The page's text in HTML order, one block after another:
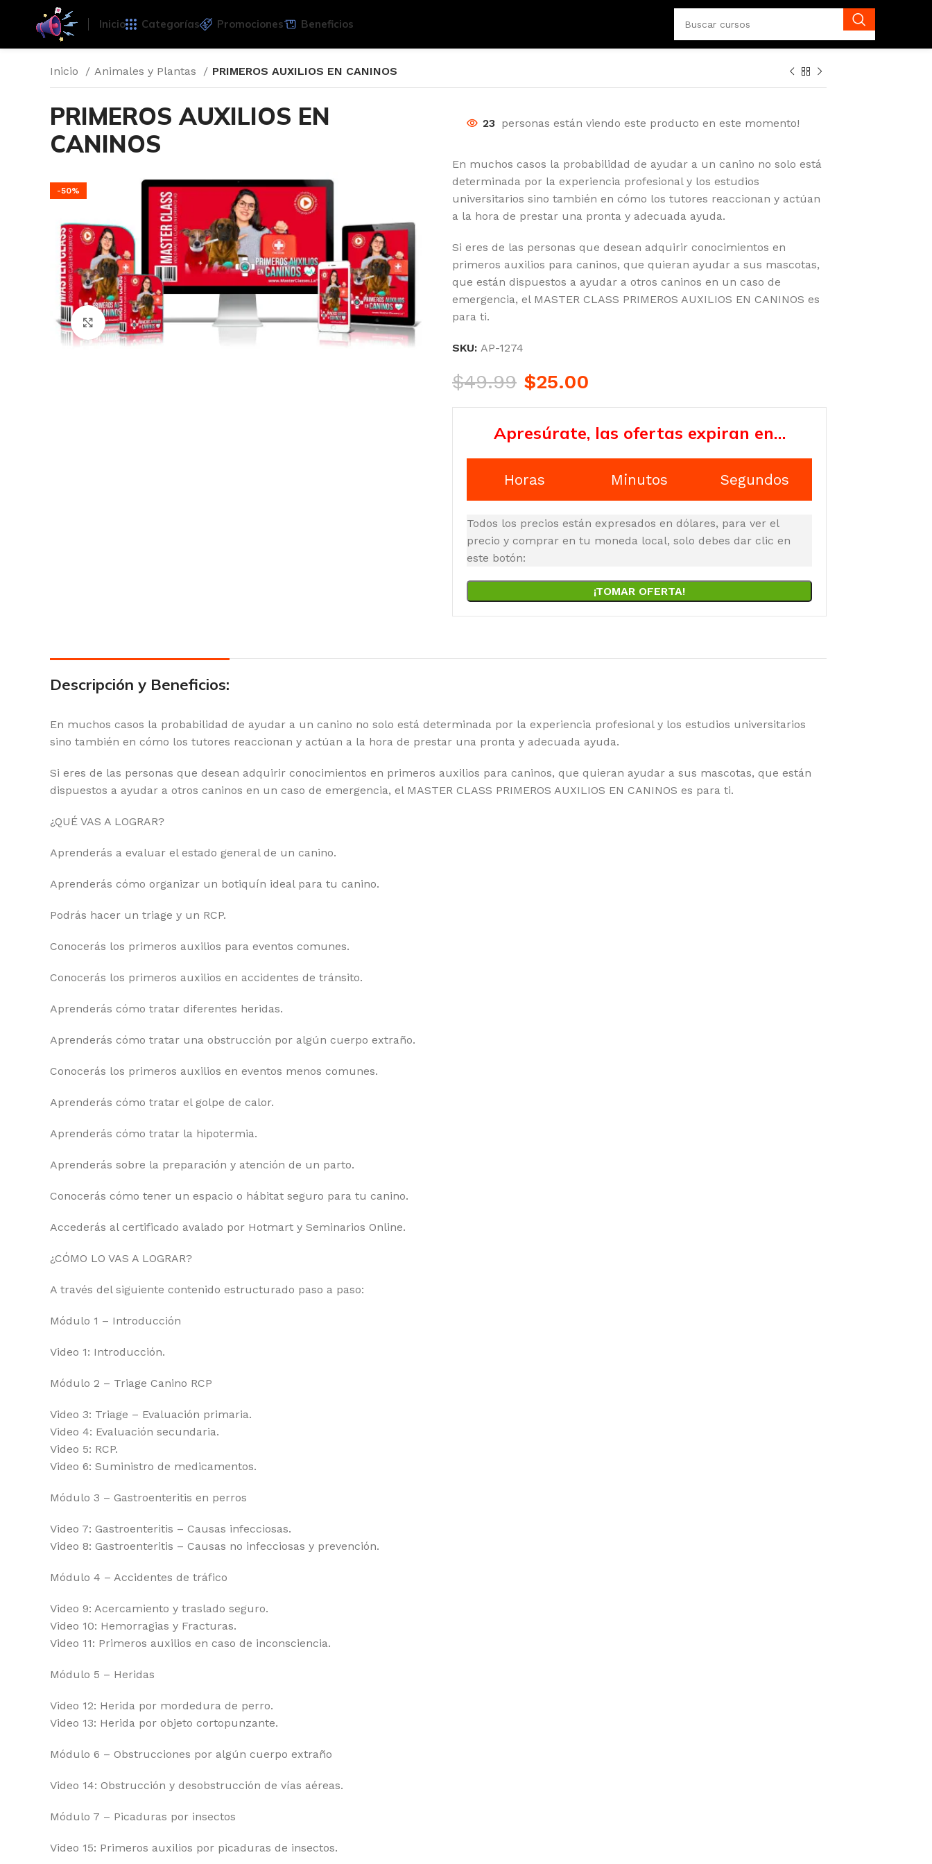
Inicio Categorías Promociones Beneficios
Inicio Animales y Plantas PRIMEROS AUXILIOS EN CANINOS
PRIMEROS AUXILIOS EN
CANINOS
-50%
Click para agrandar
23 personas están viendo este producto en este momento!
En muchos casos la probabilidad de ayudar a un canino no solo está
determinada por la experiencia profesional y los estudios
universitarios sino también en cómo los tutores reaccionan y actúan
a la hora de prestar una pronta y adecuada ayuda.
Si eres de las personas que desean adquirir conocimientos en
primeros auxilios para caninos, que quieran ayudar a sus mascotas,
que están dispuestos a ayudar a otros caninos en un caso de
emergencia, el MASTER CLASS PRIMEROS AUXILIOS EN CANINOS es
para ti.
SKU: AP-1274
$49.99 $25.00
Apresúrate, las ofertas expiran en…
Horas Minutos Segundos
Todos los precios están expresados en dólares, para ver el
precio y comprar en tu moneda local, solo debes dar clic en
este botón:
¡TOMAR OFERTA!
Descripción y Beneficios:
En muchos casos la probabilidad de ayudar a un canino no solo está determinada por la experiencia profesional y los estudios universitarios
sino también en cómo los tutores reaccionan y actúan a la hora de prestar una pronta y adecuada ayuda.
Si eres de las personas que desean adquirir conocimientos en primeros auxilios para caninos, que quieran ayudar a sus mascotas, que están
dispuestos a ayudar a otros caninos en un caso de emergencia, el MASTER CLASS PRIMEROS AUXILIOS EN CANINOS es para ti.
¿QUÉ VAS A LOGRAR?
Aprenderás a evaluar el estado general de un canino.
Aprenderás cómo organizar un botiquín ideal para tu canino.
Podrás hacer un triage y un RCP.
Conocerás los primeros auxilios para eventos comunes.
Conocerás los primeros auxilios en accidentes de tránsito.
Aprenderás cómo tratar diferentes heridas.
Aprenderás cómo tratar una obstrucción por algún cuerpo extraño.
Conocerás los primeros auxilios en eventos menos comunes.
Aprenderás cómo tratar el golpe de calor.
Aprenderás cómo tratar la hipotermia.
Aprenderás sobre la preparación y atención de un parto.
Conocerás cómo tener un espacio o hábitat seguro para tu canino.
Accederás al certificado avalado por Hotmart y Seminarios Online.
¿CÓMO LO VAS A LOGRAR?
A través del siguiente contenido estructurado paso a paso:
Módulo 1 – Introducción
Video 1: Introducción.
Módulo 2 – Triage Canino RCP
Video 3: Triage – Evaluación primaria.
Video 4: Evaluación secundaria.
Video 5: RCP.
Video 6: Suministro de medicamentos.
Módulo 3 – Gastroenteritis en perros
Video 7: Gastroenteritis – Causas infecciosas.
Video 8: Gastroenteritis – Causas no infecciosas y prevención.
Módulo 4 – Accidentes de tráfico
Video 9: Acercamiento y traslado seguro.
Video 10: Hemorragias y Fracturas.
Video 11: Primeros auxilios en caso de inconsciencia.
Módulo 5 – Heridas
Video 12: Herida por mordedura de perro.
Video 13: Herida por objeto cortopunzante.
Módulo 6 – Obstrucciones por algún cuerpo extraño
Video 14: Obstrucción y desobstrucción de vías aéreas.
Módulo 7 – Picaduras por insectos
Video 15: Primeros auxilios por picaduras de insectos.